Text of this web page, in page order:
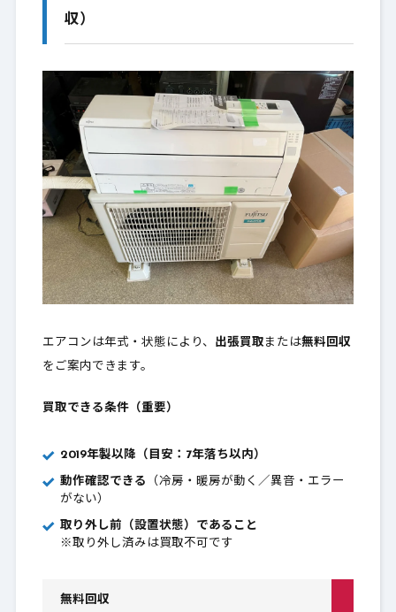
収）
エアコンは年式・状態により、 出張買取 または無料回収
をご案内できます。
買取できる条件（重要）
2019年製以降（目安：7年落ち以内）
動作確認できる
（冷房・暖房が動く／異音・エラー
がない）
取り外し前（設置状態）であること
※取り外し済みは買取不可です
無料回収